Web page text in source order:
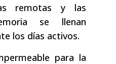
remotas y las
se llenan
los días activos.
para la